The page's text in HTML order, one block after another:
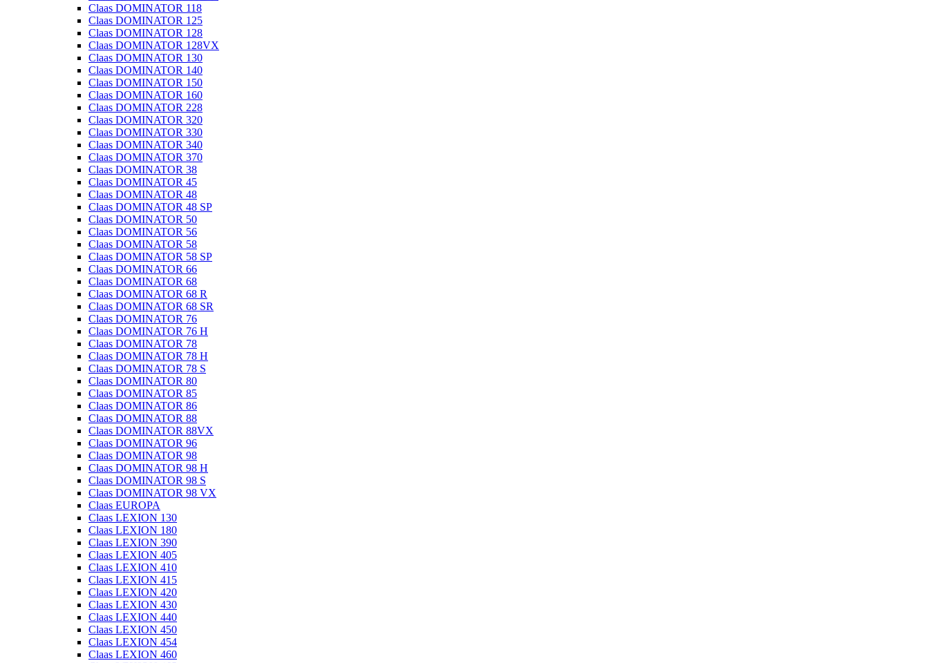
Claas DOMINATOR 118
Claas DOMINATOR 125
Claas DOMINATOR 128
Claas DOMINATOR 128VX
Claas DOMINATOR 130
Claas DOMINATOR 140
Claas DOMINATOR 150
Claas DOMINATOR 160
Claas DOMINATOR 228
Claas DOMINATOR 320
Claas DOMINATOR 330
Claas DOMINATOR 340
Claas DOMINATOR 370
Claas DOMINATOR 38
Claas DOMINATOR 45
Claas DOMINATOR 48
Claas DOMINATOR 48 SP
Claas DOMINATOR 50
Claas DOMINATOR 56
Claas DOMINATOR 58
Claas DOMINATOR 58 SP
Claas DOMINATOR 66
Claas DOMINATOR 68
Claas DOMINATOR 68 R
Claas DOMINATOR 68 SR
Claas DOMINATOR 76
Claas DOMINATOR 76 H
Claas DOMINATOR 78
Claas DOMINATOR 78 H
Claas DOMINATOR 78 S
Claas DOMINATOR 80
Claas DOMINATOR 85
Claas DOMINATOR 86
Claas DOMINATOR 88
Claas DOMINATOR 88VX
Claas DOMINATOR 96
Claas DOMINATOR 98
Claas DOMINATOR 98 H
Claas DOMINATOR 98 S
Claas DOMINATOR 98 VX
Claas EUROPA
Claas LEXION 130
Claas LEXION 180
Claas LEXION 390
Claas LEXION 405
Claas LEXION 410
Claas LEXION 415
Claas LEXION 420
Claas LEXION 430
Claas LEXION 440
Claas LEXION 450
Claas LEXION 454
Claas LEXION 460